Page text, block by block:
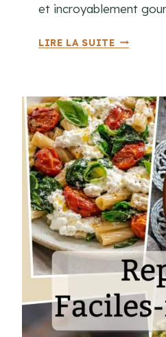
et incroyablement
LIRE LA SUITEG
E
V
A
N
I
L
L
E
,
M
S
C
A